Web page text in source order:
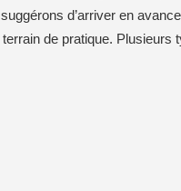
d’arriver en
de pratique.